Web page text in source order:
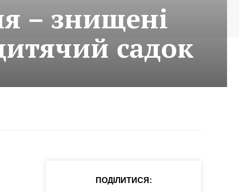
– знищені
садок
ПОДІЛИТИСЯ: